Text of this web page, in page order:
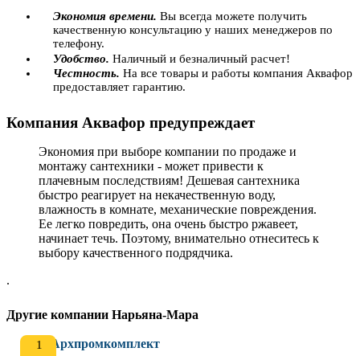
Экономия времени. Вы всегда можете получить
качественную консультацию у наших менеджеров по
телефону.
Удобство. Наличный и безналичный расчет!
Честность. На все товары и работы компания Аквафор
предоставляет гарантию.
Компания Аквафор предупреждает
Экономия при выборе компании по продаже и
монтажу сантехники - может привести к
плачевным последствиям! Дешевая сантехника
быстро реагирует на некачественную воду,
влажность в комнате, механические повреждения.
Ее легко повредить, она очень быстро ржавеет,
начинает течь. Поэтому, внимательно отнеситесь к
выбору качественного подрядчика.
.
Другие компании Нарьяна-Мара
Архпромкомплект